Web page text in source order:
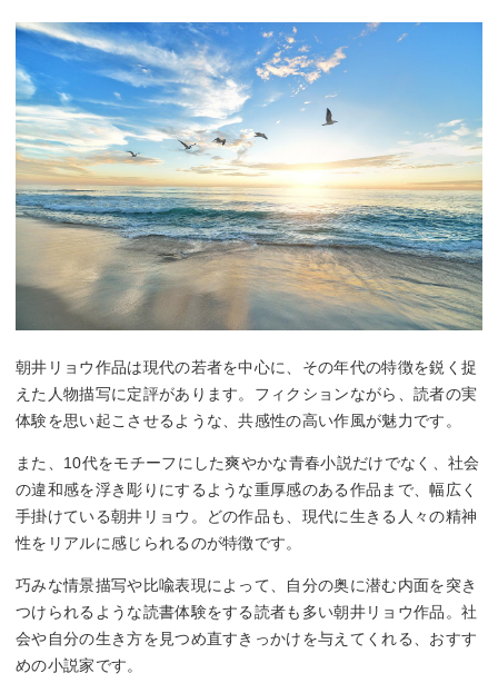
朝井リョウ作品は現代の若者を中心に、その年代の特徴を鋭く捉
えた人物描写に定評があります。フィクションながら、読者の実
体験を思い起こさせるような、共感性の高い作風が魅力です。
また、10代をモチーフにした爽やかな青春小説だけでなく、社会
の違和感を浮き彫りにするような重厚感のある作品まで、幅広く
手掛けている朝井リョウ。どの作品も、現代に生きる人々の精神
性をリアルに感じられるのが特徴です。
巧みな情景描写や比喩表現によって、自分の奥に潜む内面を突き
つけられるような読書体験をする読者も多い朝井リョウ作品。社
会や自分の生き方を見つめ直すきっかけを与えてくれる、おすす
めの小説家です。